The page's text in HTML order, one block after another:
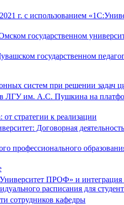
г. с использованием
государственном
государственном
систем при решении задач
в ЛГУ им. А.С. Пушкина на
стратегии к реализации
Договорная
профессионального
ПРОФ» и
расписания для
сотрудников кафедры